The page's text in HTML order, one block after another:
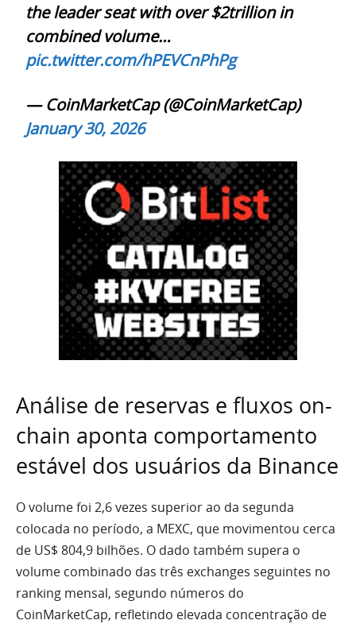
the leader seat with over $2trillion in
combined volume…
pic.twitter.com/hPEVCnPhPg
— CoinMarketCap (@CoinMarketCap)
January 30, 2026
Análise de reservas e fluxos on-
chain aponta comportamento
estável dos usuários da Binance
O volume foi 2,6 vezes superior ao da segunda
colocada no período, a MEXC, que movimentou cerca
de US$ 804,9 bilhões. O dado também supera o
volume combinado das três exchanges seguintes no
ranking mensal, segundo números do
CoinMarketCap, refletindo elevada concentração de